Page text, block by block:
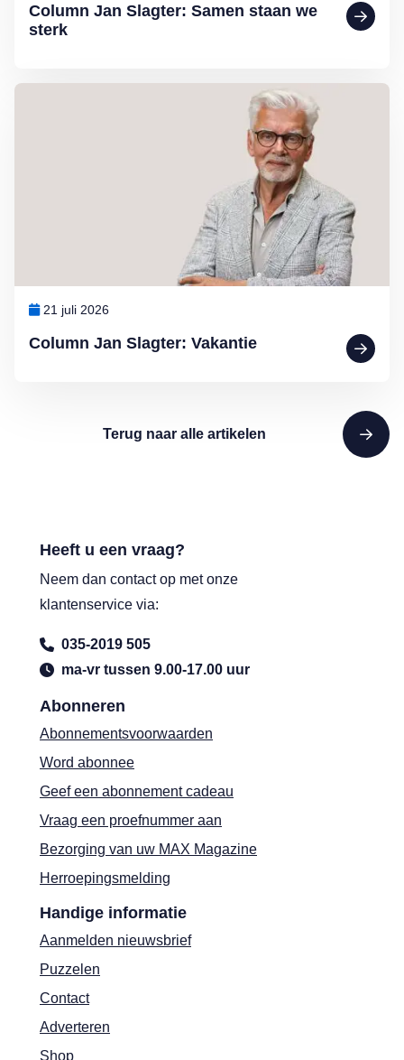
Column Jan Slagter: Samen staan we
sterk
Column Jan Slagter: Vakantie
21 juli 2026
Lees meer over Column Jan Slagter: Vakantie
Terug naar alle artikelen
Abonneren
Abonnementsvoorwaarden
Word abonnee
Geef een abonnement cadeau
Vraag een proefnummer aan
Bezorging van uw MAX Magazine
Herroepingsmelding
Handige informatie
Aanmelden nieuwsbrief
Puzzelen
Contact
Adverteren
Shop
Heeft u een vraag?
Neem dan contact op met onze
klantenservice via:
035-2019 505
ma-vr tussen 9.00-17.00 uur